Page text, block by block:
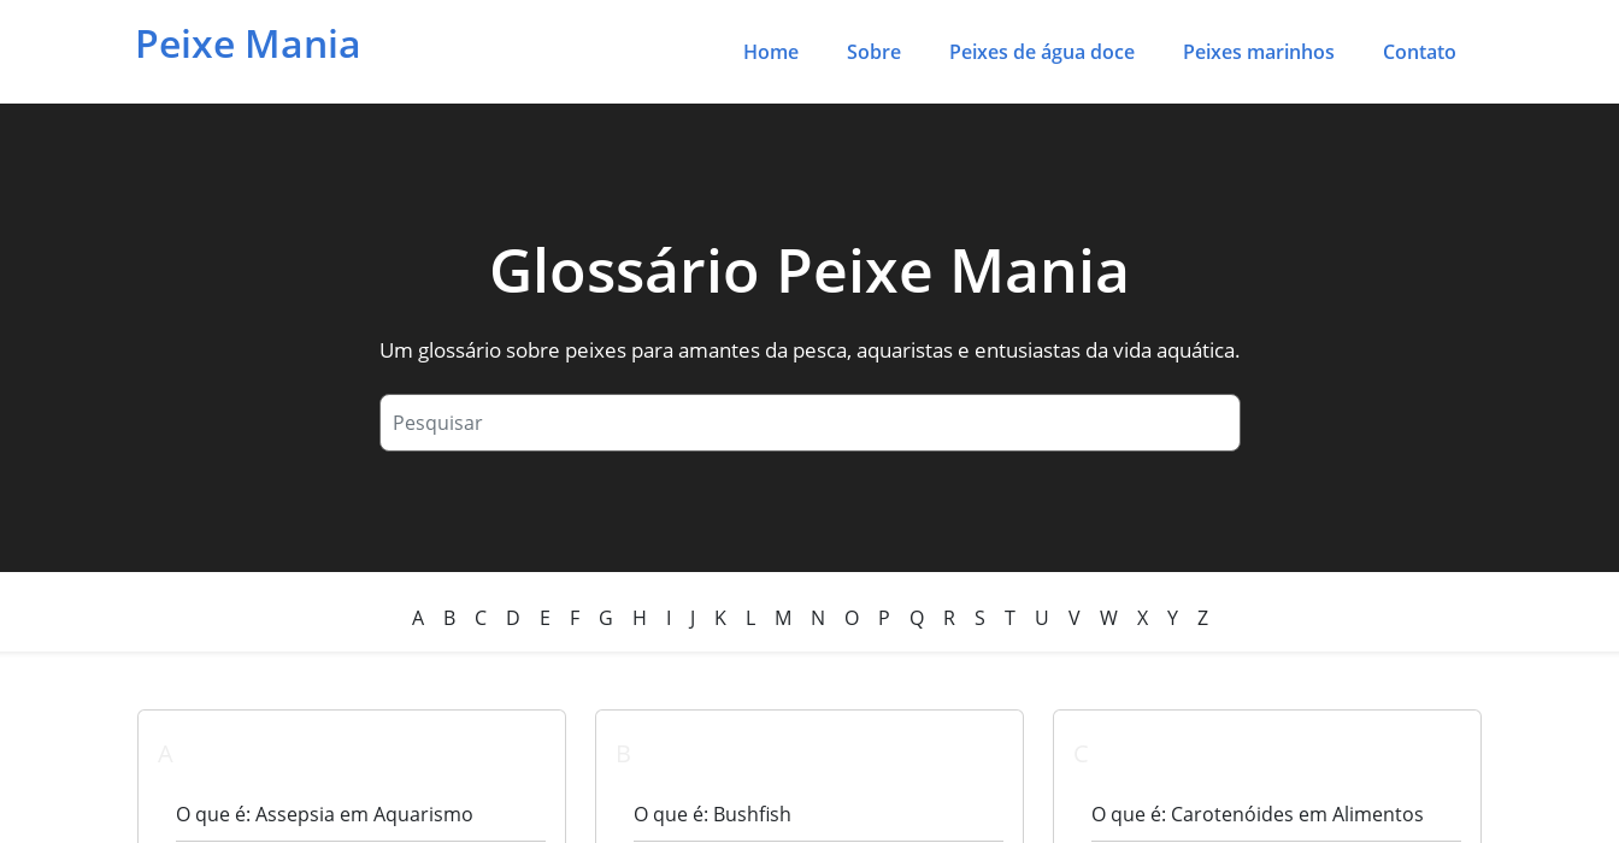
Peixe Mania Home Sobre Peixes de água doce Peixes marinhos Contato
Glossário Peixe Mania
Um glossário sobre peixes para amantes da pesca, aquaristas e entusiastas da vida aquática.
A B C D E F G H I J K L M N O P Q R S T U V W X Y Z
O que é: Assepsia em Aquarismo O que é: Bushfish O que é: Carotenóides em Alimentos